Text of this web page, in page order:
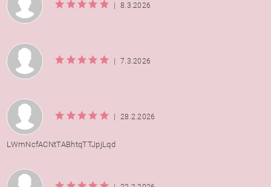
8.3.2026
7.3.2026
28.2.2026
LWmNcfACNtTABhtqTTJpjLqd